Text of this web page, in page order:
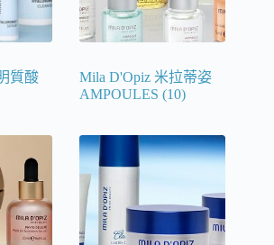
質酸
Mila D'Opiz 米拉蒂姿
AMPOULES(10)